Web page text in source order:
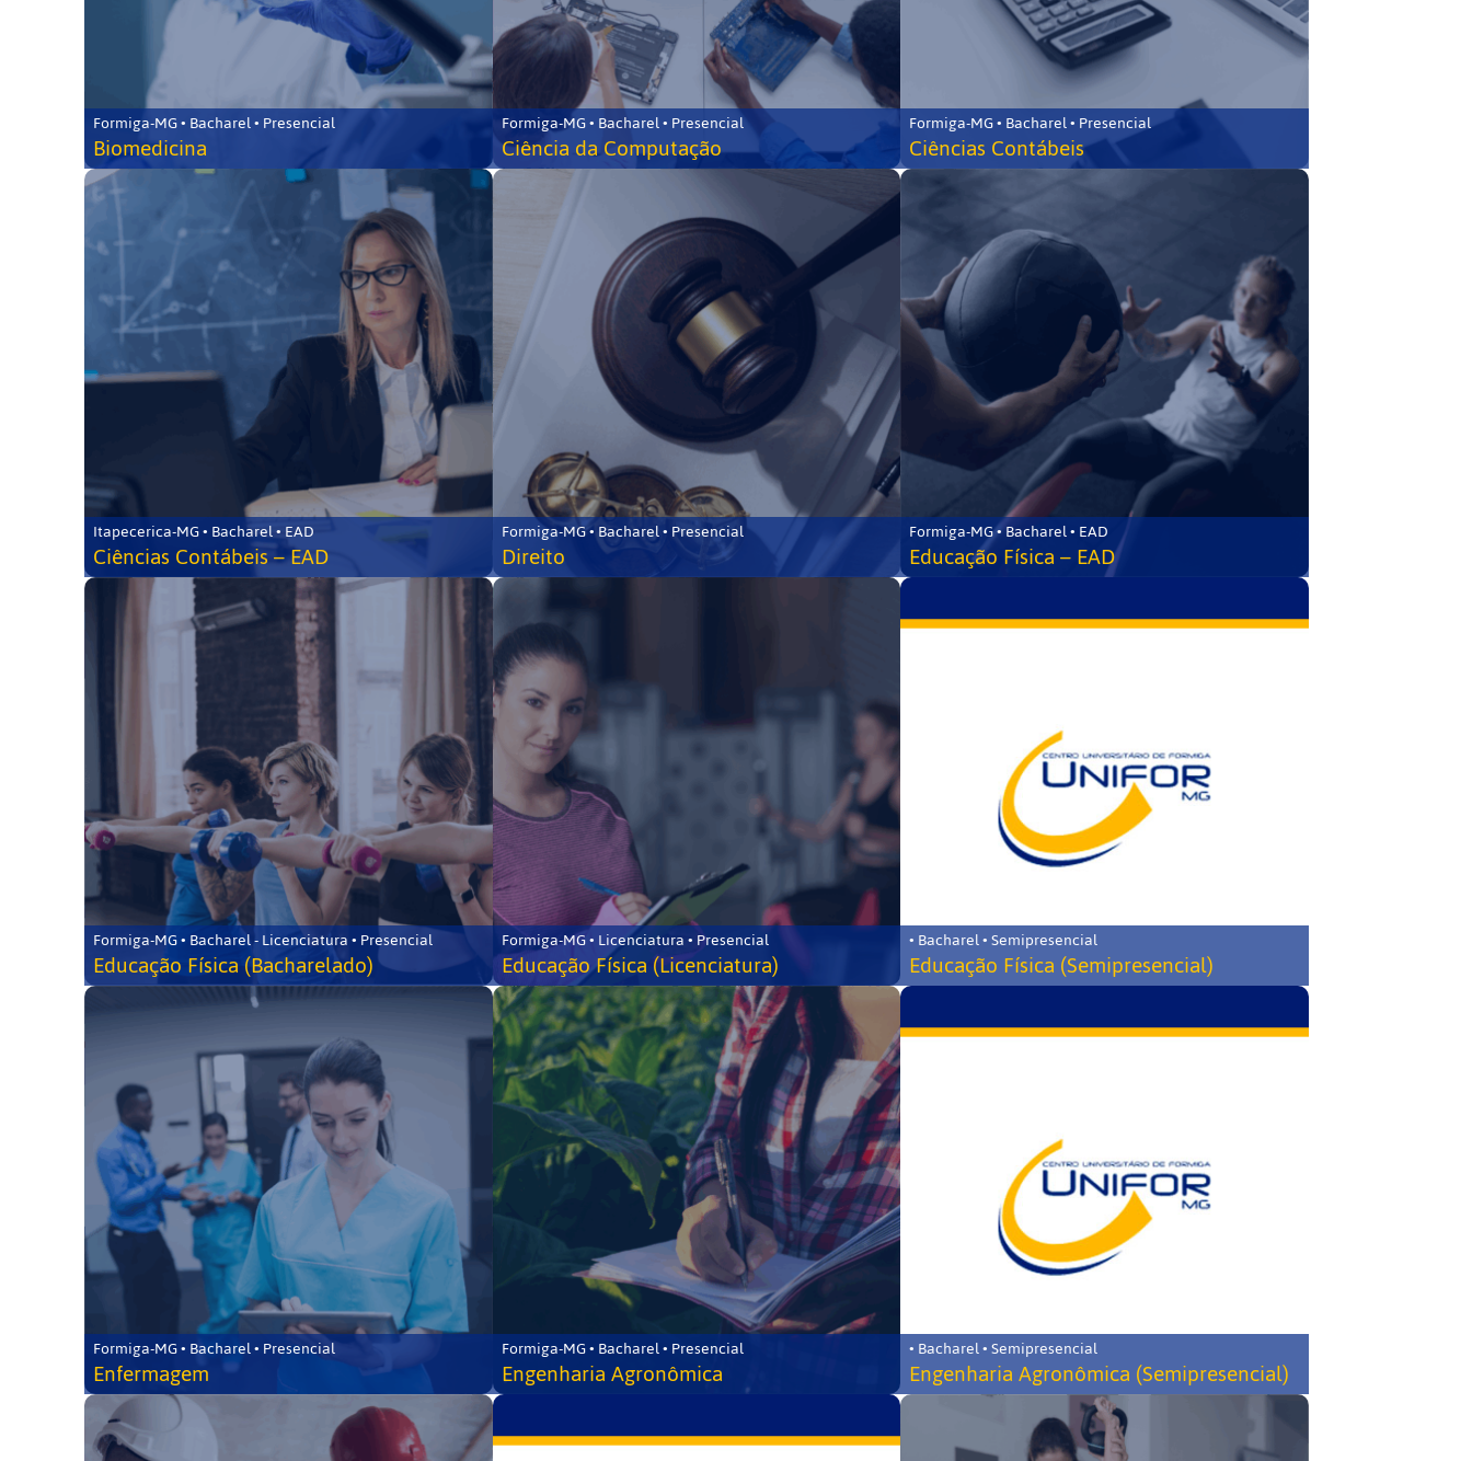
Formiga-MG • Bacharel • Presencial
Biomedicina
Formiga-MG • Bacharel • Presencial
Ciência da Computação
Formiga-MG • Bacharel • Presencial
Ciências Contábeis
Itapecerica-MG • Bacharel • EAD
Ciências Contábeis – EAD
Formiga-MG • Bacharel • Presencial
Direito
Formiga-MG • Bacharel • EAD
Educação Física – EAD
Formiga-MG • Bacharel - Licenciatura • Presencial
Educação Física (Bacharelado)
Formiga-MG • Licenciatura • Presencial
Educação Física (Licenciatura)
• Bacharel • Semipresencial
Educação Física (Semipresencial)
Formiga-MG • Bacharel • Presencial
Enfermagem
Formiga-MG • Bacharel • Presencial
Engenharia Agronômica
• Bacharel • Semipresencial
Engenharia Agronômica (Semipresencial)